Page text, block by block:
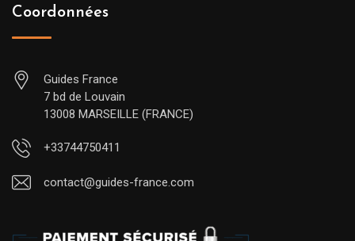
Coordonnées
Guides France
7 bd de Louvain
13008 MARSEILLE (FRANCE)
+33744750411
contact@guides-france.com